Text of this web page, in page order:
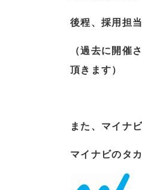
後程、採用担
（過去に開催
頂きます）
また、マイナ
マイナビのタ